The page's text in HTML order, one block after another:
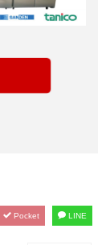
Pocket LINE